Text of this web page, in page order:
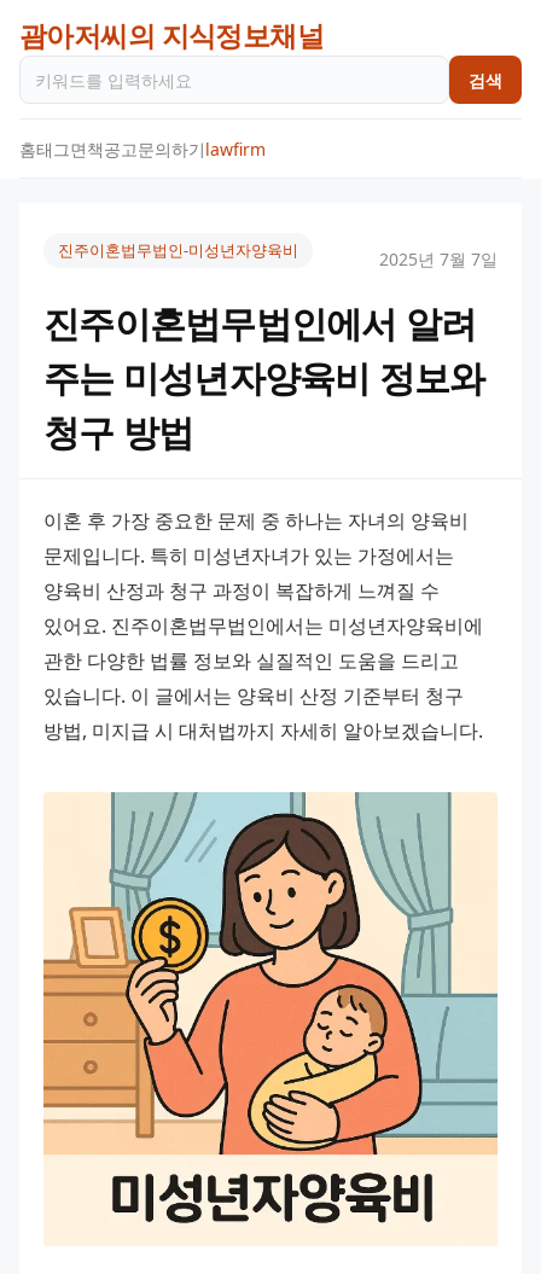
괌아저씨의 지식정보채널
검색
홈태그면책공고문의하기lawfirm
진주이혼법무법인-미성년자양육비 2025년 7월 7일
진주이혼법무법인에서 알려
주는 미성년자양육비 정보와
청구 방법
이혼 후 가장 중요한 문제 중 하나는 자녀의 양육비
문제입니다. 특히 미성년자녀가 있는 가정에서는
양육비 산정과 청구 과정이 복잡하게 느껴질 수
있어요. 진주이혼법무법인에서는 미성년자양육비에
관한 다양한 법률 정보와 실질적인 도움을 드리고
있습니다. 이 글에서는 양육비 산정 기준부터 청구
방법, 미지급 시 대처법까지 자세히 알아보겠습니다.